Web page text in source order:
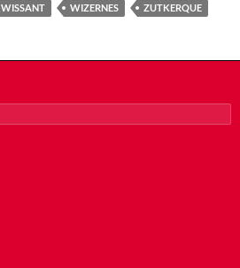
WISSANT WIZERNES ZUTKERQUE